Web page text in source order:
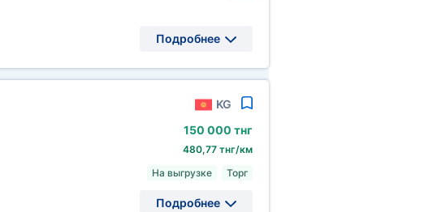
Подробнее
KG
150 000 тнг
480,77 тнг/км
На выгрузке
Торг
Подробнее